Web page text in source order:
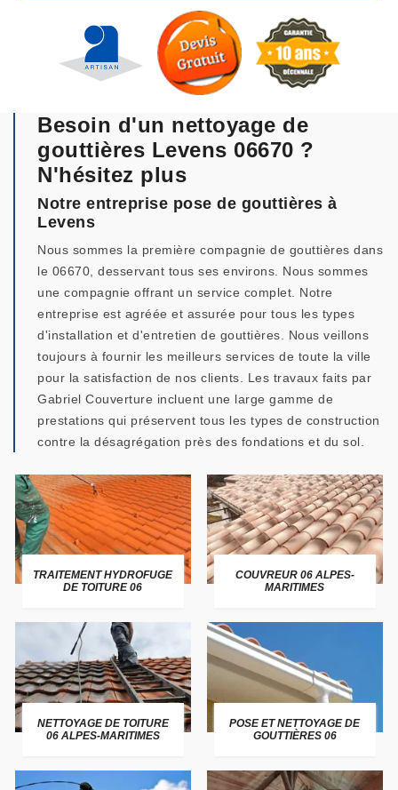
Besoin d'un nettoyage de
gouttières Levens 06670 ?
N'hésitez plus
Notre entreprise pose de gouttières à
Levens
Nous sommes la première compagnie de gouttières dans
le 06670, desservant tous ses environs. Nous sommes
une compagnie offrant un service complet. Notre
entreprise est agréée et assurée pour tous les types
d'installation et d'entretien de gouttières. Nous veillons
toujours à fournir les meilleurs services de toute la ville
pour la satisfaction de nos clients. Les travaux faits par
Gabriel Couverture incluent une large gamme de
prestations qui préservent tous les types de construction
contre la désagrégation près des fondations et du sol.
TRAITEMENT HYDROFUGE
DE TOITURE 06
COUVREUR 06 ALPES-
MARITIMES
NETTOYAGE DE TOITURE
06 ALPES-MARITIMES
POSE ET NETTOYAGE DE
GOUTTIÈRES 06